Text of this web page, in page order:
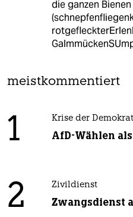
die ganzen Bienen
meistkommentiert
1 Krise der
AfD-Wählen
2 Zivildienst
Zwangsdienst